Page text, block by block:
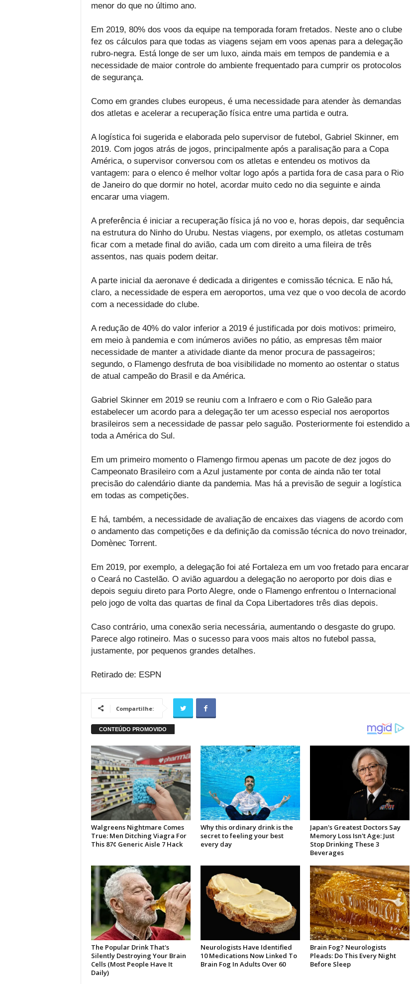
menor do que no último ano.
Em 2019, 80% dos voos da equipe na temporada foram fretados. Neste ano o clube
fez os cálculos para que todas as viagens sejam em voos apenas para a delegação
rubro-negra. Está longe de ser um luxo, ainda mais em tempos de pandemia e a
necessidade de maior controle do ambiente frequentado para cumprir os protocolos
de segurança.
Como em grandes clubes europeus, é uma necessidade para atender às demandas
dos atletas e acelerar a recuperação física entre uma partida e outra.
A logística foi sugerida e elaborada pelo supervisor de futebol, Gabriel Skinner, em
2019. Com jogos atrás de jogos, principalmente após a paralisação para a Copa
América, o supervisor conversou com os atletas e entendeu os motivos da
vantagem: para o elenco é melhor voltar logo após a partida fora de casa para o Rio
de Janeiro do que dormir no hotel, acordar muito cedo no dia seguinte e ainda
encarar uma viagem.
A preferência é iniciar a recuperação física já no voo e, horas depois, dar sequência
na estrutura do Ninho do Urubu. Nestas viagens, por exemplo, os atletas costumam
ficar com a metade final do avião, cada um com direito a uma fileira de três
assentos, nas quais podem deitar.
A parte inicial da aeronave é dedicada a dirigentes e comissão técnica. E não há,
claro, a necessidade de espera em aeroportos, uma vez que o voo decola de acordo
com a necessidade do clube.
A redução de 40% do valor inferior a 2019 é justificada por dois motivos: primeiro,
em meio à pandemia e com inúmeros aviões no pátio, as empresas têm maior
necessidade de manter a atividade diante da menor procura de passageiros;
segundo, o Flamengo desfruta de boa visibilidade no momento ao ostentar o status
de atual campeão do Brasil e da América.
Gabriel Skinner em 2019 se reuniu com a Infraero e com o Rio Galeão para
estabelecer um acordo para a delegação ter um acesso especial nos aeroportos
brasileiros sem a necessidade de passar pelo saguão. Posteriormente foi estendido a
toda a América do Sul.
Em um primeiro momento o Flamengo firmou apenas um pacote de dez jogos do
Campeonato Brasileiro com a Azul justamente por conta de ainda não ter total
precisão do calendário diante da pandemia. Mas há a previsão de seguir a logística
em todas as competições.
E há, também, a necessidade de avaliação de encaixes das viagens de acordo com
o andamento das competições e da definição da comissão técnica do novo treinador,
Domènec Torrent.
Em 2019, por exemplo, a delegação foi até Fortaleza em um voo fretado para encarar
o Ceará no Castelão. O avião aguardou a delegação no aeroporto por dois dias e
depois seguiu direto para Porto Alegre, onde o Flamengo enfrentou o Internacional
pelo jogo de volta das quartas de final da Copa Libertadores três dias depois.
Caso contrário, uma conexão seria necessária, aumentando o desgaste do grupo.
Parece algo rotineiro. Mas o sucesso para voos mais altos no futebol passa,
justamente, por pequenos grandes detalhes.
Retirado de: ESPN
Compartilhe: